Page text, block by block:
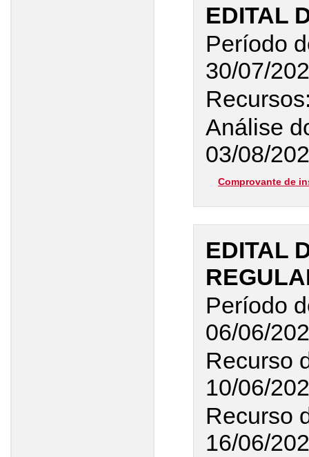
EDITAL
Período
30/07/
Análise
03/08/
Comprovante de
EDITAL
Período
06/06/
Recurso
10/06/
Recurso
16/06/